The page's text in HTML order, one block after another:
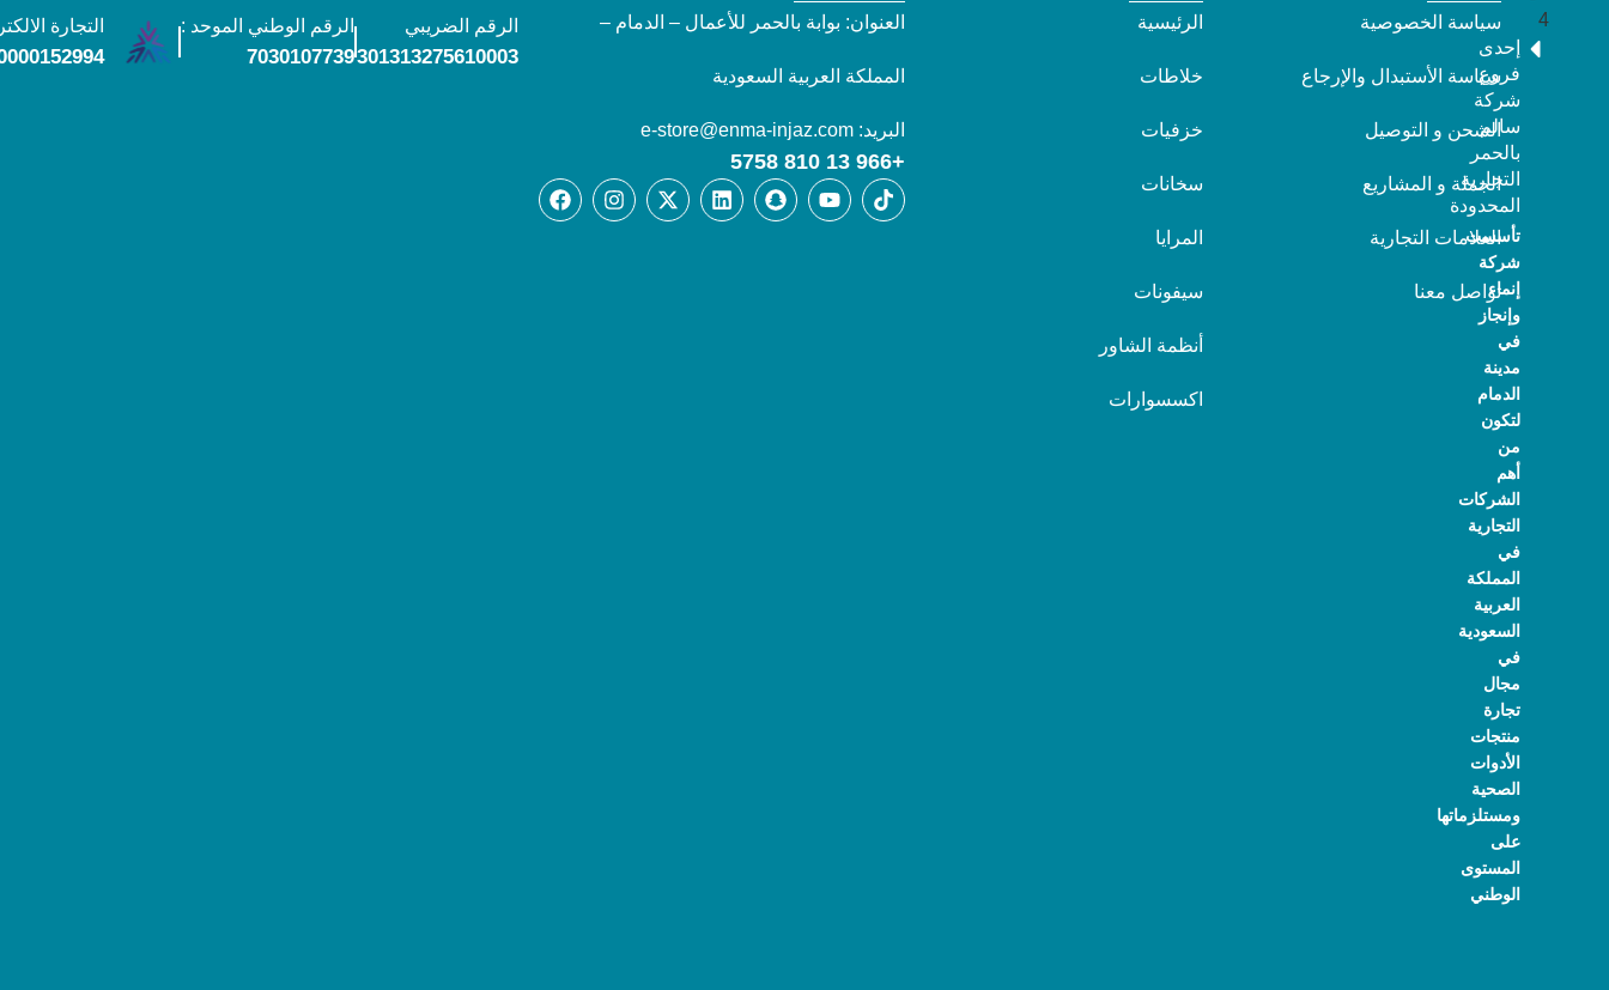
إحدى
فروع
شركة
سالم
بالحمر
التجارية
المحدودة
تأسست
شركة
إنماء
وإنجاز
في
مدينة
الدمام
لتكون
من
أهم
الشركات
التجارية
في
المملكة
العربية
السعودية
في
مجال
تجارة
منتجات
الأدوات
الصحية
ومستلزماتها
على
المستوى
الوطني
سياسة الخصوصية
سياسة الأستبدال والإرجاع
الشحن و التوصيل
الجملة و المشاريع
العلامات التجارية
تواصل معنا
الرئيسية
خلاطات
خزفيات
سخانات
المرايا
سيفونات
أنظمة الشاور
اكسسوارات
العنوان: بوابة بالحمر للأعمال – الدمام –
المملكة العربية السعودية
البريد: e-store@enma-injaz.com
+966 13 810 5758
الرقم الضريبي
301313275610003
الرقم الوطني الموحد :
7030107739
التجارة